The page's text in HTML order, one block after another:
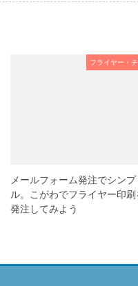
フライヤー・
メールフォーム発注でシンプ
ル。こがわでフライヤー印刷
発注してみよう